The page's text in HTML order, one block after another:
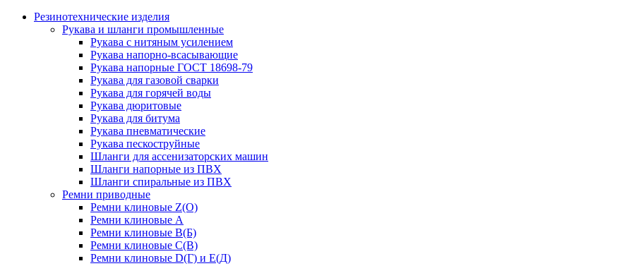
Резинотехнические изделия
Рукава и шланги промышленные
Рукава с нитяным усилением
Рукава напорно-всасывающие
Рукава напорные ГОСТ 18698-79
Рукава для газовой сварки
Рукава для горячей воды
Рукава дюритовые
Рукава для битума
Рукава пневматические
Рукава пескоструйные
Шланги для ассенизаторских машин
Шланги напорные из ПВХ
Шланги спиральные из ПВХ
Ремни приводные
Ремни клиновые Z(О)
Ремни клиновые А
Ремни клиновые В(Б)
Ремни клиновые С(В)
Ремни клиновые D(Г) и Е(Д)